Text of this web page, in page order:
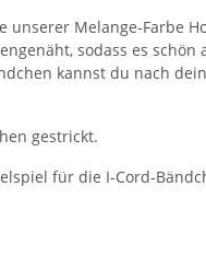
unserer Melange-Farbe
sodass es
kannst du nach
gestrickt.
für die I-Cord-